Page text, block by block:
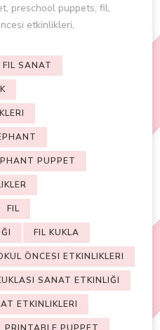
preschool puppets, fil,
etkinlikleri,
SANAT
PUPPET
FIL
FIL KUKLA
ÖNCESI ETKINLIKLERI
SANAT ETKINLIĞI
ETKINLIKLERI